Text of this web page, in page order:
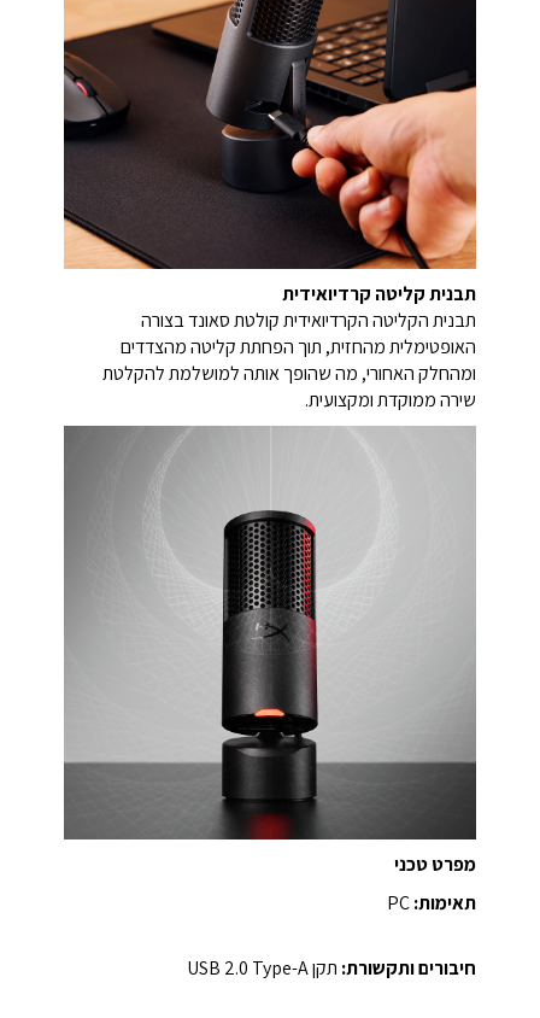
תבנית קליטה קרדיואידית
תבנית הקליטה הקרדיואידית קולטת סאונד בצורה
האופטימלית מהחזית, תוך הפחתת קליטה מהצדדים
ומהחלק האחורי, מה שהופך אותה למושלמת להקלטת
שירה ממוקדת ומקצועית.
מפרט טכני
תאימות:
חיבורים ותקשורת: תקן USB 2.0 Type-A